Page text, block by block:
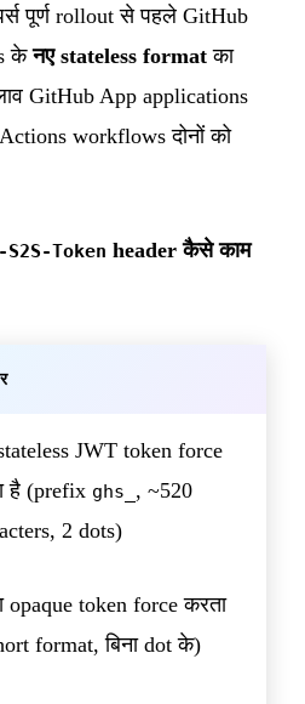
पूर्ण rollout से पहले GitHub
केनए stateless format का
GitHub App applications
workflows दोनों को
Token header कैसे काम
JWT token force
है (prefix ghs_ , ~520
2 dots)
opaque token force करता
format, बिना dot के)